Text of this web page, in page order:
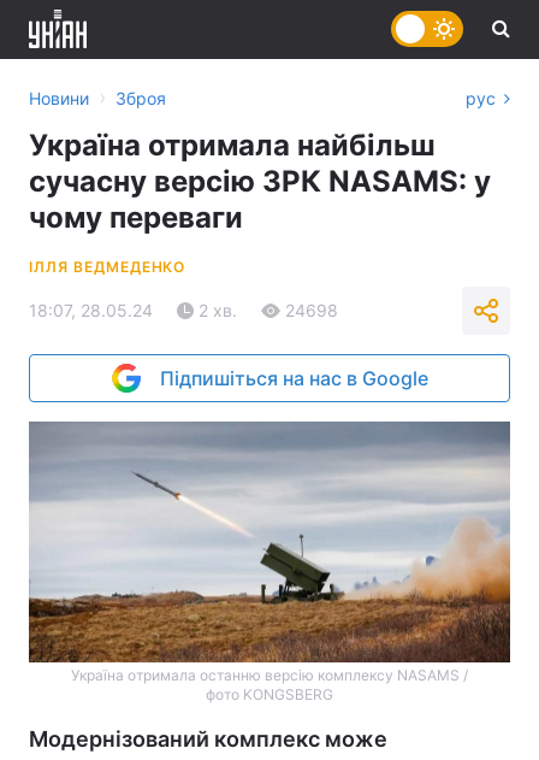
Новини › Зброя рус
Україна отримала найбільш
сучасну версію ЗРК NASAMS: у
чому переваги
ІЛЛЯ ВЕДМЕДЕНКО
18:07, 28.05.24 2 хв. 24698
Підпишіться на нас в Google
Україна отримала останню версію комплексу NASAMS /
фото KONGSBERG
Модернізований комплекс може